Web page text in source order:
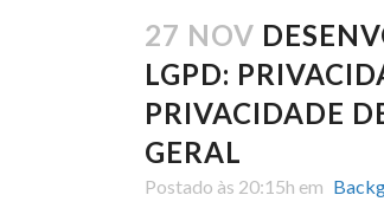
27 NOV
LGPD:
PRIVACIDADE
GERAL
Postado às 20:15h em